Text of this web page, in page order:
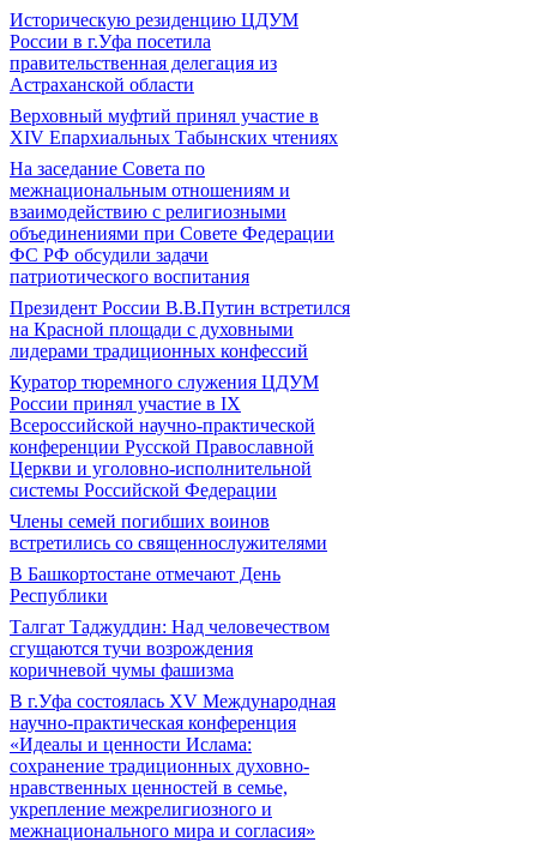
Историческую резиденцию ЦДУМ
России в г.Уфа посетила
правительственная делегация из
Астраханской области
Верховный муфтий принял участие в
ХIV Епархиальных Табынских чтениях
На заседание Совета по
межнациональным отношениям и
взаимодействию с религиозными
объединениями при Совете Федерации
ФС РФ обсудили задачи
патриотического воспитания
Президент России В.В.Путин встретился
на Красной площади с духовными
лидерами традиционных конфессий
Куратор тюремного служения ЦДУМ
России принял участие в IX
Всероссийской научно-практической
конференции Русской Православной
Церкви и уголовно-исполнительной
системы Российской Федерации
Члены семей погибших воинов
встретились со священнослужителями
В Башкортостане отмечают День
Республики
Талгат Таджуддин: Над человечеством
сгущаются тучи возрождения
коричневой чумы фашизма
В г.Уфа состоялась XV Международная
научно-практическая конференция
«Идеалы и ценности Ислама:
сохранение традиционных духовно-
нравственных ценностей в семье,
укрепление межрелигиозного и
межнационального мира и согласия»